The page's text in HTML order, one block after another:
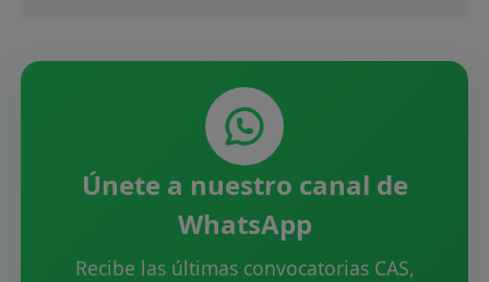
Únete a nuestro canal de
WhatsApp
Recibe las últimas convocatorias CAS,